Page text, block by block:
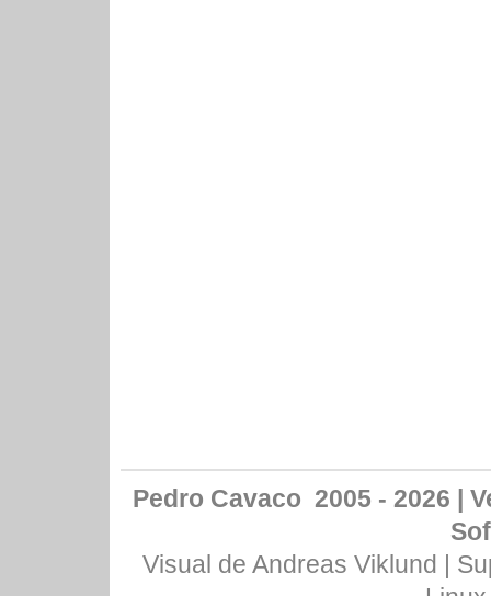
Pedro Cavaco 2005 - 2026 |
Visual de Andreas Viklund |